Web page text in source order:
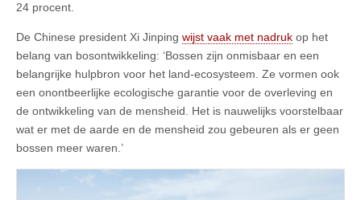
24 procent.
De Chinese president Xi Jinping wijst vaak met nadruk op het
belang van bosontwikkeling: ‘Bossen zijn onmisbaar en een
belangrijke hulpbron voor het land-ecosysteem. Ze vormen ook
een onontbeerlijke ecologische garantie voor de overleving en
de ontwikkeling van de mensheid. Het is nauwelijks voorstelbaar
wat er met de aarde en de mensheid zou gebeuren als er geen
bossen meer waren.’